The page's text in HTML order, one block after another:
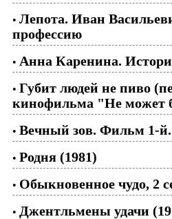
• Лепота. Иван
профессию
• Анна Каренина.
• Губит людей не пиво
кинофильма "Не может
• Вечный зов. Фильм 1-й.
• Родня (1981)
• Обыкновенное чудо, 2
• Джентльмены удачи